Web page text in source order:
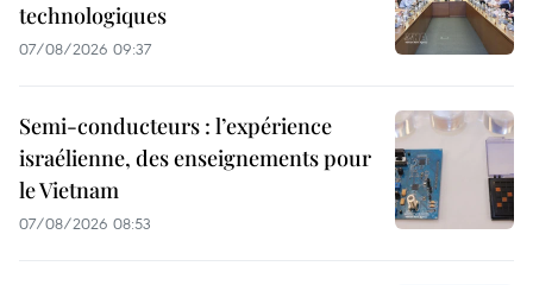
technologiques
07/08/2026 09:37
Semi-conducteurs : l’expérience
israélienne, des enseignements pour
le Vietnam
07/08/2026 08:53